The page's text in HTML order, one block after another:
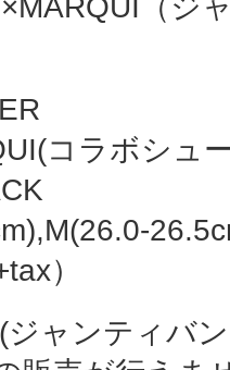
（ジ
コラボシュ
）
ャンティバ